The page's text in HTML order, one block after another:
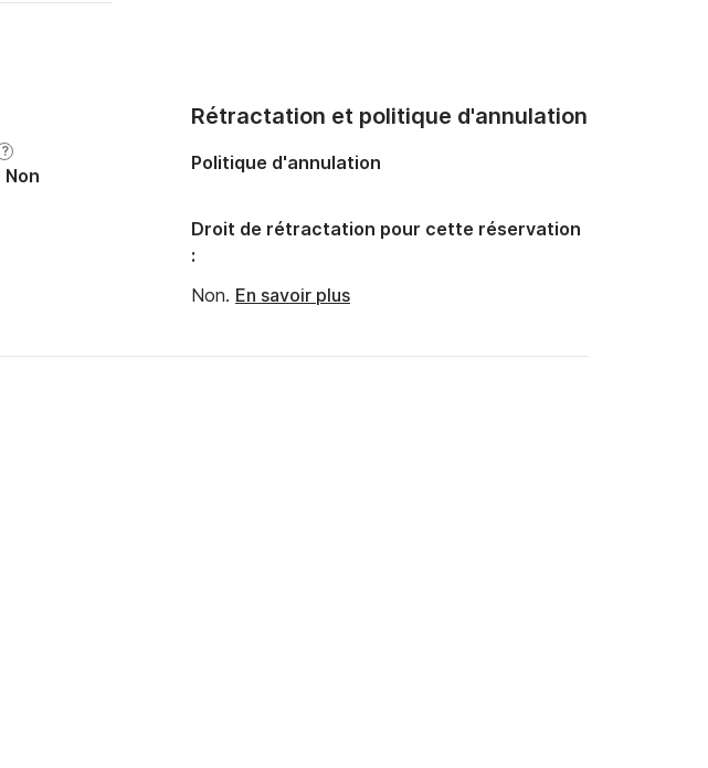
?
Non
Rétractation et politique d'annulation
Politique d'annulation
Droit de rétractation pour cette réservation
:
Non. En savoir plus